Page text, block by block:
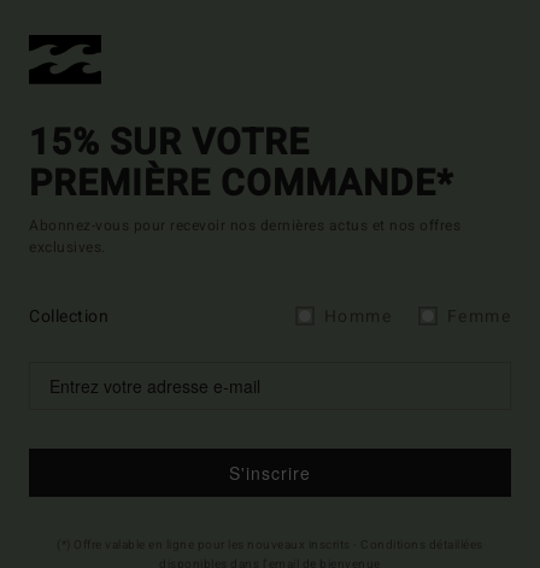
15% SUR VOTRE
PREMIÈRE COMMANDE*
Abonnez-vous pour recevoir nos dernières actus et nos offres
exclusives.
Collection
S'inscrire